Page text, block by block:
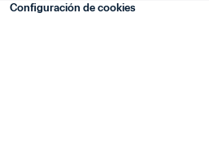
Configuración de cookies